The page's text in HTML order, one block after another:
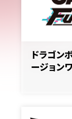
ドラゴン
ージョン